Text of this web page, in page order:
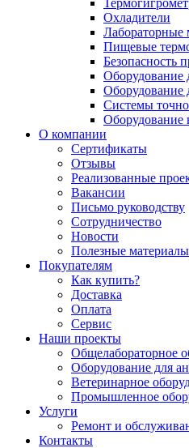
Охладители
Лабораторные
Пищевые
Безопасность
Оборудование
Оборудование
Системы
Оборудование
О компании
Сертификаты
Отзывы
Реализованные
Вакансии
Письмо руководству
Сотрудничество
Новости
Полезные материалы
Покупателям
Как купить?
Доставка
Оплата
Сервис
Наши проекты
Общелабораторное
Оборудование для
Ветеринарное
Промышленное
Услуги
Ремонт и
Контакты